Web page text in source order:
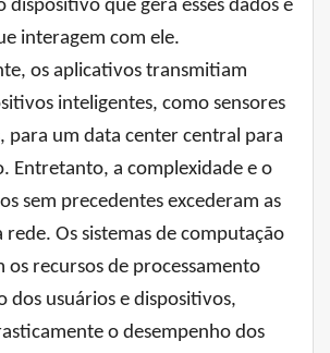
dispositivo que gera esses dados e
interagem com ele.
os aplicativos transmitiam
inteligentes, como sensores
para um data center central para
Entretanto, a complexidade e o
sem precedentes excederam as
rede. Os sistemas de computação
os recursos de processamento
dos usuários e dispositivos,
o desempenho dos